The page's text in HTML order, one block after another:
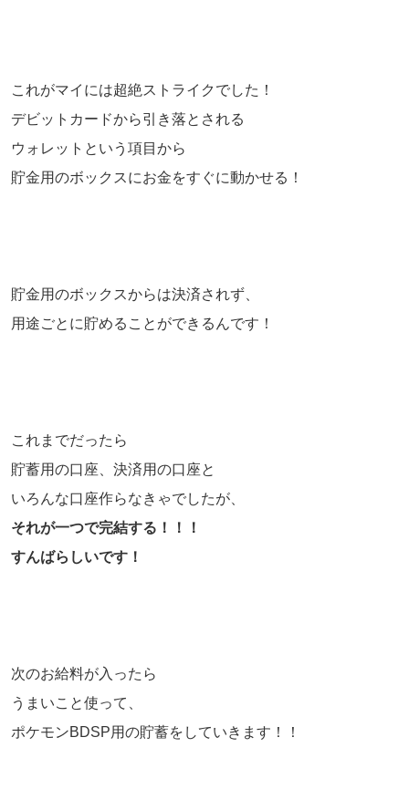
これがマイには超絶ストライクでした！
デビットカードから引き落とされる
ウォレットという項目から
貯金用のボックスにお金をすぐに動かせる！
貯金用のボックスからは決済されず、
用途ごとに貯めることができるんです！
これまでだったら
貯蓄用の口座、決済用の口座と
いろんな口座作らなきゃでしたが、
それが一つで完結する！！！
すんばらしいです！
次のお給料が入ったら
うまいこと使って、
ポケモンBDSP用の貯蓄をしていきます！！